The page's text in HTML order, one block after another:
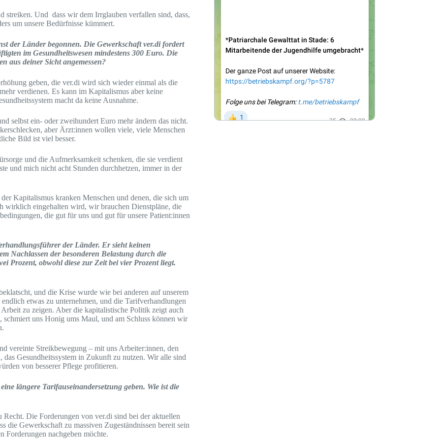
streiken. Und dass wir dem Irrglauben verfallen sind, dass,
um unsere Bedürfnisse kümmert.
der Länder begonnen. Die Gewerkschaft ver.di fordert
im Gesundheitswesen mindestens 300 Euro. Die
aus deiner Sicht angemessen?
geben, die ver.di wird sich wieder einmal als die
verdienen. Es kann im Kapitalismus aber keine
macht da keine Ausnahme.
selbst ein- oder zweihundert Euro mehr ändern das nicht.
aber Ärzt:innen wollen viele, viele Menschen
Bild ist viel besser.
und die Aufmerksamkeit schenken, die sie verdient
und mich nicht acht Stunden durchhetzen, immer in der
Kapitalismus kranken Menschen und denen, die sich um
wirklich eingehalten wird, wir brauchen Dienstpläne, die
die gut für uns und gut für unsere Patient:innen
der Länder. Er sieht keinen
Nachlassen der besonderen Belastung durch die
Prozent, obwohl diese zur Zeit bei vier Prozent liegt.
und die Krise wurde wie bei anderen auf unserem
etwas zu unternehmen, und die Tarifverhandlungen
zu zeigen. Aber die kapitalistische Politik zeigt auch
uns Honig ums Maul, und am Schluss können wir
vereinte Streikbewegung – mit uns Arbeiter:innen, den
Gesundheitssystem in Zukunft zu nutzen. Wir alle sind
von besserer Pflege profitieren.
längere Tarifauseinandersetzung geben. Wie ist die
Die Forderungen von ver.di sind bei der aktuellen
die Gewerkschaft zu massiven Zugeständnissen bereit sein
Forderungen nachgeben möchte.